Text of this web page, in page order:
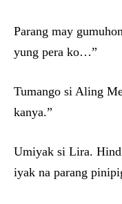
Parang may
yung pera ko…”
Tumango si Aling
kanya.”
Umiyak si Lira.
iyak na parang